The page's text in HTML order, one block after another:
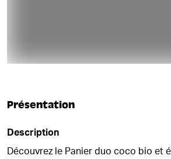
Présentation
Description
Découvrez le Panier duo coco bio et